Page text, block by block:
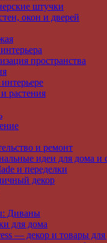
штучки
окон и дверей
пространства
растения
и ремонт
идеи для дома и
и переделки
декор
Диваны
для дома
— декор и товары для